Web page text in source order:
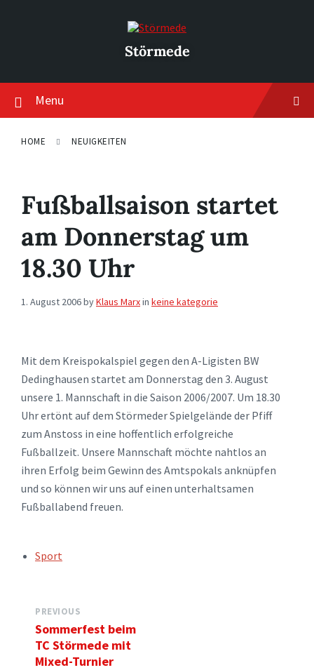
Störmede
Menu
HOME NEUIGKEITEN
Fußballsaison startet
am Donnerstag um
18.30 Uhr
1. August 2006byKlaus Marxin keine kategorie
Mit dem Kreispokalspiel gegen den A-Ligisten BW
Dedinghausen startet am Donnerstag den 3. August
unsere 1. Mannschaft in die Saison 2006/2007. Um 18.30
Uhr ertönt auf dem Störmeder Spielgelände der Pfiff
zum Anstoss in eine hoffentlich erfolgreiche
Fußballzeit. Unsere Mannschaft möchte nahtlos an
ihren Erfolg beim Gewinn des Amtspokals anknüpfen
und so können wir uns auf einen unterhaltsamen
Fußballabend freuen.
TAGS:Sport
PREVIOUS
Sommerfest beim
TC Störmede mit
Mixed-Turnier